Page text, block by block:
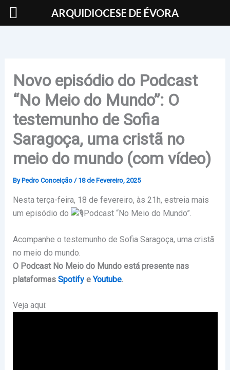
Skip
Novo episódio do Podcast
“No Meio do Mundo”: O
testemunho de Sofia
Saragoça, uma cristã no
meio do mundo (com vídeo)
By Pedro Conceição / 18 de Fevereiro, 2025
Nesta terça-feira, 18 de fevereiro, às 21h, estreia mais
um episódio do
Podcast “No Meio do Mundo”.
Acompanhe o testemunho de Sofia Saragoça, uma cristã
no meio do mundo.
O Podcast No Meio do Mundo está presente nas
plataformasSpotifyeYoutube.
Veja aqui:
ARQUIDIOCESE DE ÉVORA